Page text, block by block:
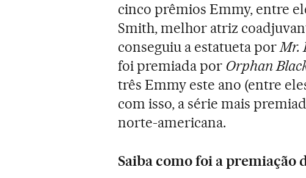
cinco prêmios Emmy, entre
Smith, melhor atriz
conseguiu a estatueta porMr.
foi premiada por Orphan
três Emmy este ano (entre
com isso, a série mais
norte-americana.
Saiba como foi a premiação